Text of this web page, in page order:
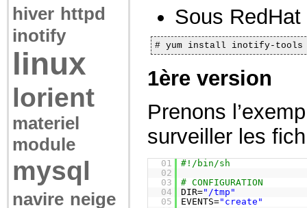
hiver httpd
inotify
linux
lorient
materiel
module
mysql
navire neige
Sous
# yum install inotify-tools
1ère version
Prenons
surveiller les
01
#!/bin/sh
02
03
# CONFIGURATION
04
DIR="/tmp"
05
EVENTS="create"